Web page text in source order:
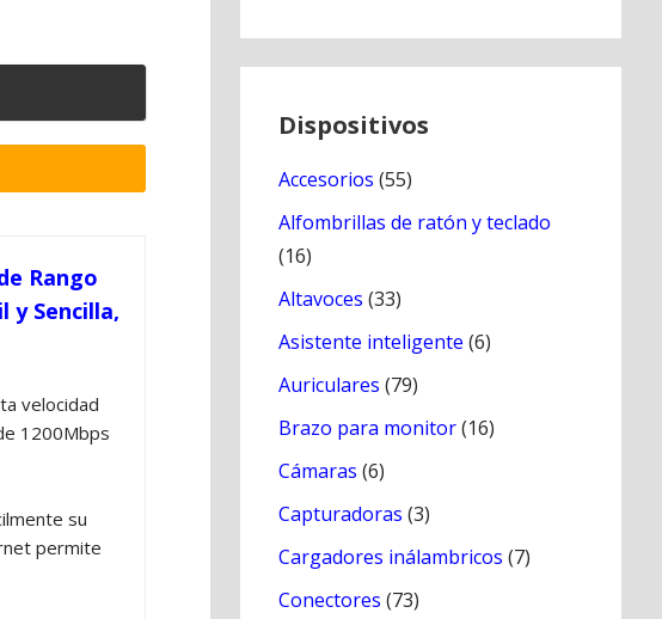
Rango
y Sencilla,
velocidad
1200Mbps
su
permite
Dispositivos
Accesorios (55)
Alfombrillas de ratón y teclado
(16)
Altavoces (33)
Asistente inteligente (6)
Auriculares (79)
Brazo para monitor(16)
Cámaras (6)
Capturadoras (3)
Cargadores inálambricos (7)
Conectores (73)